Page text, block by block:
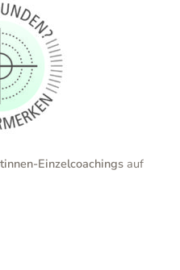
Einzelcoachings auf